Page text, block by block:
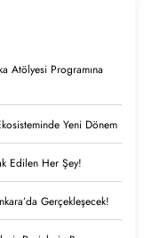
Atölyesi Programına
Yeni Dönem
Edilen Her Şey!
Gerçekleşecek!